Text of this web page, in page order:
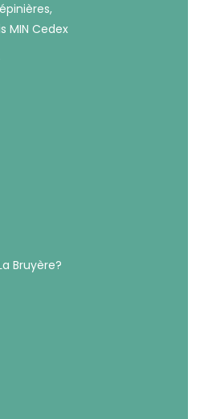
MIN Cedex
Bruyère?